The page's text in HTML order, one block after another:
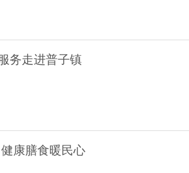
务走进普子镇
康膳食暖民心